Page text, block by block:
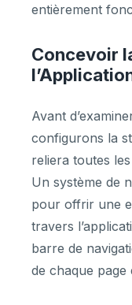
entièrement
Concevoir
Avant
configurons la
reliera toutes
Un système de
pour offrir une
travers
barre de
de chaque page